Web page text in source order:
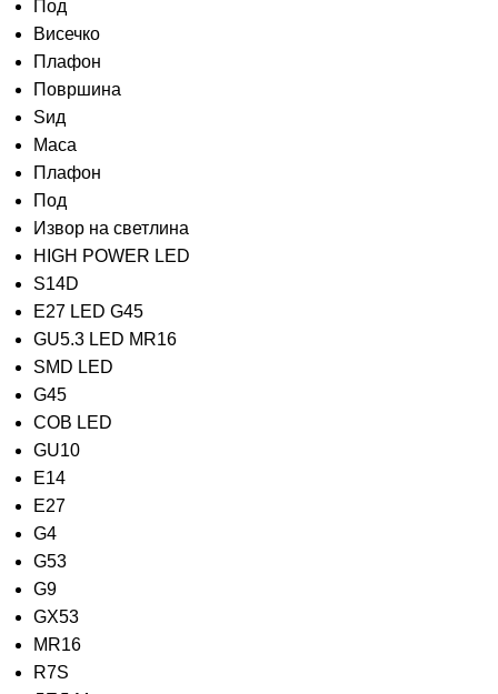
Под
Висечко
Плафон
Површина
Ѕид
Маса
Плафон
Под
Извор на светлина
HIGH POWER LED
S14D
E27 LED G45
GU5.3 LED MR16
SMD LED
G45
COB LED
GU10
E14
E27
G4
G53
G9
GX53
MR16
R7S